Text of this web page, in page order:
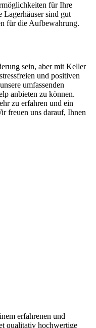
für Ihre
Lagerhäuser sind gut
für die Aufbewahrung.
sein, aber mit Keller
und positiven
umfassenden
anbieten zu können.
zu erfahren und ein
freuen uns darauf, Ihnen
erfahrenen und
qualitativ hochwertige